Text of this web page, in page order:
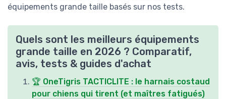
équipements grande taille basés sur nos tests.
Quels sont les meilleurs équipements
grande taille en 2026 ? Comparatif,
avis, tests & guides d'achat
🏆 OneTigris TACTICLITE : le harnais costaud
pour chiens qui tirent (et maîtres fatigués)